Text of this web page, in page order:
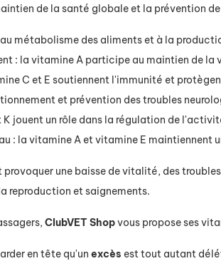
de la santé globale et la prévention
métabolisme des aliments et à la
: la vitamine A participe au maintien de la
C et E soutiennent l'immunité et
et prévention des troubles
jouent un rôle dans la régulation de
: la vitamine A et vitamine E maintiennent
provoquer une baisse de vitalité, des
reproduction et saignements.
ClubVET Shopvous propose ses
en tête qu'un excès est tout autant